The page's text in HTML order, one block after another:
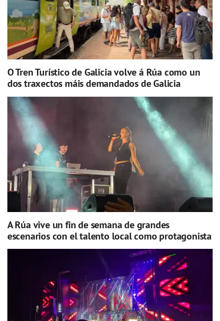
O Tren Turístico de Galicia volve á Rúa como un
dos traxectos máis demandados de Galicia
A Rúa vive un fin de semana de grandes
escenarios con el talento local como protagonista